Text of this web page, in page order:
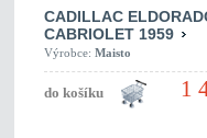
CADILLAC
CABRIOLET 1959
Výrobce: Maisto
1